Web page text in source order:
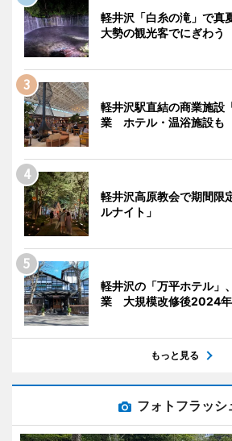
軽井沢「白糸の滝」で真
大勢の観光客でにぎわう
軽井沢駅直結の商業施設
業 ホテル・温浴施設も
軽井沢高原教会で期間限
ルナイト」
軽井沢の「万平ホテル」
業 大規模改修後2024年
もっと見る
フォトフラッシ